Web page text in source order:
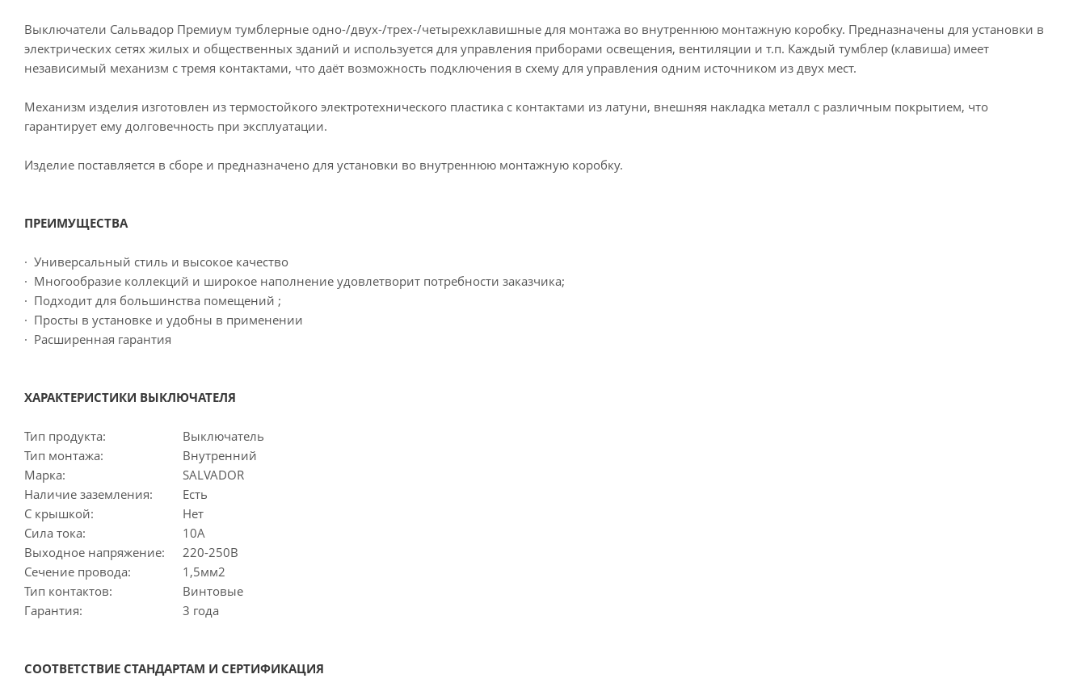
Выключатели Сальвадор Премиум тумблерные одно-/двух-/трех-/четырехклавишные для монтажа во внутреннюю монтажную коробку. Предназначены для установки в
электрических сетях жилых и общественных зданий и используется для управления приборами освещения, вентиляции и т.п. Каждый тумблер (клавиша) имеет
независимый механизм с тремя контактами, что даёт возможность подключения в схему для управления одним источником из двух мест.
Механизм изделия изготовлен из термостойкого электротехнического пластика с контактами из латуни, внешняя накладка металл с различным покрытием, что
гарантирует ему долговечность при эксплуатации.
Изделие поставляется в сборе и предназначено для установки во внутреннюю монтажную коробку.
ПРЕИМУЩЕСТВА
· Универсальный стиль и высокое качество
· Многообразие коллекций и широкое наполнение удовлетворит потребности заказчика;
· Подходит для большинства помещений ;
· Просты в установке и удобны в применении
· Расширенная гарантия
ХАРАКТЕРИСТИКИ ВЫКЛЮЧАТЕЛЯ
Тип продукта:
Выключатель
Тип монтажа:
Внутренний
Марка:
SALVADOR
Наличие заземления:
Есть
С крышкой:
Нет
Сила тока:
10А
Выходное напряжение:
220-250В
Сечение провода:
1,5мм2
Тип контактов:
Винтовые
Гарантия:
3 года
СООТВЕТСТВИЕ СТАНДАРТАМ И СЕРТИФИКАЦИЯ